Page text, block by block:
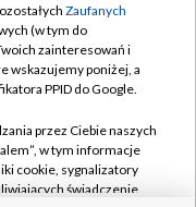
Zaufanych
(w tym do
zainteresowań i
wskazujemy poniżej, a
PPID do Google.
przez Ciebie naszych
w tym informacje
cookie, sygnalizatory
świadczenie